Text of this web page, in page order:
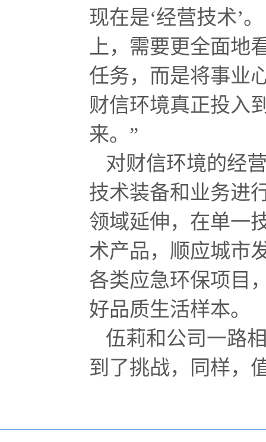
现在是‘经营技术’
上，需要更全面地
任务，而是将事业
财信环境真正投入
来。”
对财信环境的经
技术装备和业务进
领域延伸，在单一
术产品，顺应城市
各类应急环保项目
好品质生活样本。
伍莉和公司一路
到了挑战，同样，